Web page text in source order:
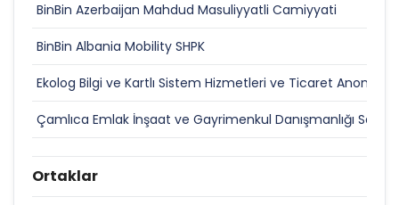
BinBin Azerbaijan Mahdud Masuliyyatli Camiyyati
BinBin Albania Mobility SHPK
Ekolog Bilgi ve Kartlı Sistem Hizmetleri ve Ticaret Anonim
Çamlıca Emlak İnşaat ve Gayrimenkul Danışmanlığı San.
Ortaklar